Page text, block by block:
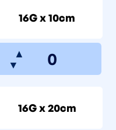
16G x 10cm
▲
▼
16G x 20cm